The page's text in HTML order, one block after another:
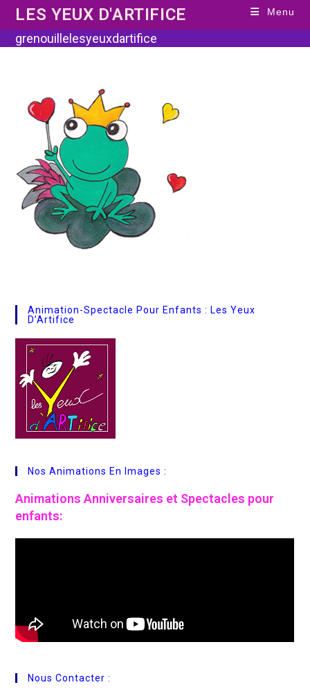
content
LES YEUX D'ARTIFICE Menu
grenouillelesyeuxdartifice
Animation-Spectacle Pour Enfants : Les Yeux
D’Artifice
Nos Animations En Images :
Animations Anniversaires et Spectacles pour
enfants:
Nous Contacter :